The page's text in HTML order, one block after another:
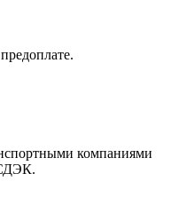
компаниями